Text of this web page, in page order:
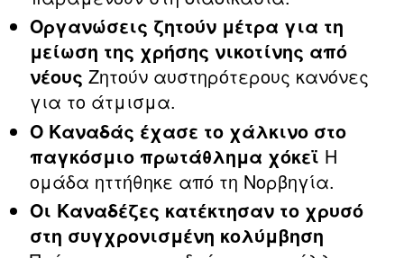
Οργανώσεις ζητούν μέτρα για τη
μείωση της χρήσης νικοτίνης από
νέους Ζητούν αυστηρότερους κανόνες
για το άτμισμα.
Ο Καναδάς έχασε το χάλκινο στο
παγκόσμιο πρωτάθλημα χόκεϊ Η
ομάδα ηττήθηκε από τη Νορβηγία.
Οι Καναδέζες κατέκτησαν το χρυσό
στη συγχρονισμένη κολύμβηση